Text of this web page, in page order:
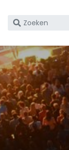
Zoek
of
KvK
nummer